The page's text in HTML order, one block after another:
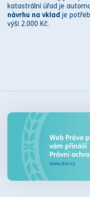
katastrální úřad je
návrhu na vklad je
výši 2.000 Kč.